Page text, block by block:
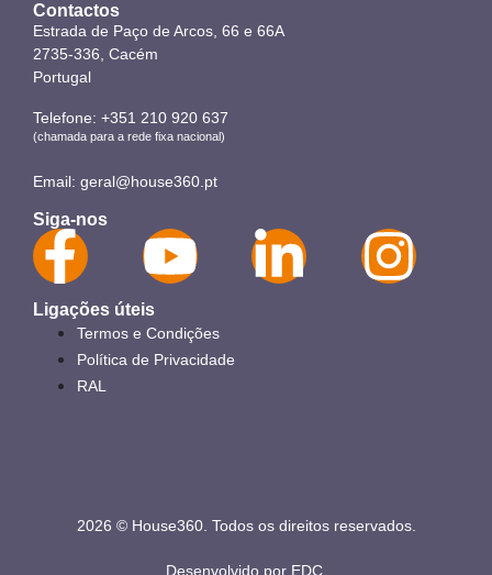
Contactos
Estrada de Paço de Arcos, 66 e 66A
2735-336, Cacém
Portugal
Telefone: +351 210 920 637
(chamada para a rede fixa nacional)
Email: geral@house360.pt
Siga-nos
Ligações úteis
Termos e Condições
Política de Privacidade
RAL
2026 © House360. Todos os direitos reservados.
Desenvolvido por EDC.